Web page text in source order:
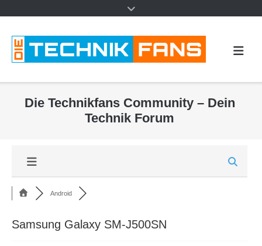
Die Technikfans Community – Dein
Technik Forum
Android
Samsung Galaxy SM-J500SN